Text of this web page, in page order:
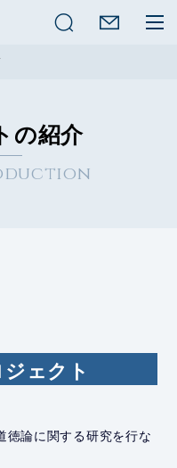
の紹介
ェクト
徳論に関する研究を行な